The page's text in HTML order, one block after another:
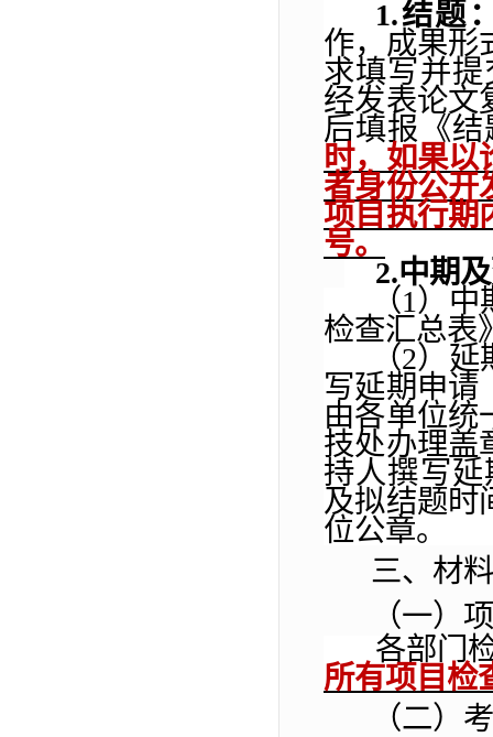
1.结题
作，成果形
求填写并
经发表论文
后填报《
时，如果以
者身份公开
项目执行期
号。
2.中期
（1 ）中
检查汇总表
（2）延
写延期申请
由各单位统
技处办理盖
持人撰写
及拟结题时
位公章。
三、材
（一）
各部门
所有项目检
（二）